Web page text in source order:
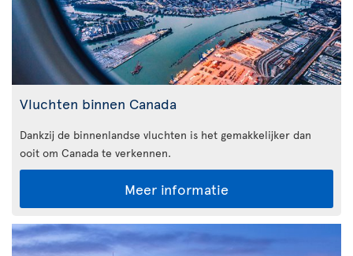
Vluchten binnen Canada
Dankzij de binnenlandse vluchten is het gemakkelijker dan
ooit om Canada te verkennen.
Meer informatie